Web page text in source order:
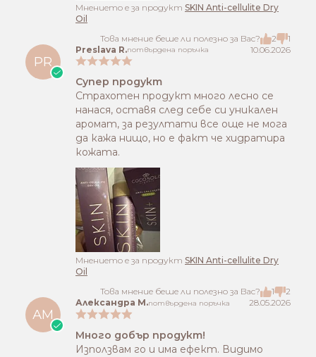
Mнението е за продукт SKIN Anti-cellulite Dry
Oil
Това мнение беше ли полезно за Вас?
2 1
PR
Preslava R.потвърдена поръчка 10.06.2026
Супер продукт
Страхотен продукт много лесно се
нанася, оставя след себе си уникален
аромат, за резултати все още не мога
да кажа нищо, но е факт че хидратира
кожата.
Mнението е за продукт SKIN Anti-cellulite Dry
Oil
Това мнение беше ли полезно за Вас?
1 2
АМ
Александра М.потвърдена поръчка 28.05.2026
Много добър продукт!
Използвам го и има ефект. Видимо